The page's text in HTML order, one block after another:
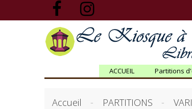
ACCUEIL Partitions
Accueil PARTITIONS